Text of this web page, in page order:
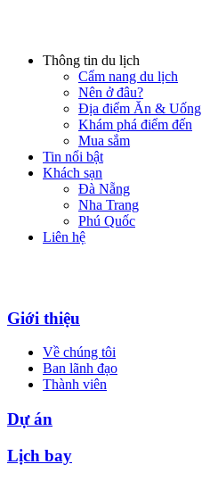
Thông tin du lịch
Cẩm nang du lịch
Nên ở đâu?
Địa điểm Ăn & Uống
Khám phá điểm đến
Mua sắm
Tin nổi bật
Khách sạn
Đà Nẵng
Nha Trang
Phú Quốc
Liên hệ
Giới thiệu
Về chúng tôi
Ban lãnh đạo
Thành viên
Dự án
Lịch bay